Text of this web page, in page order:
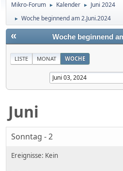
Mikro-Forum ► Kalender ► Juni 2024
► Woche beginnend am 2.Juni.2024
« Woche beginnend
LISTE MONAT WOCHE
Juni
Sonntag - 2